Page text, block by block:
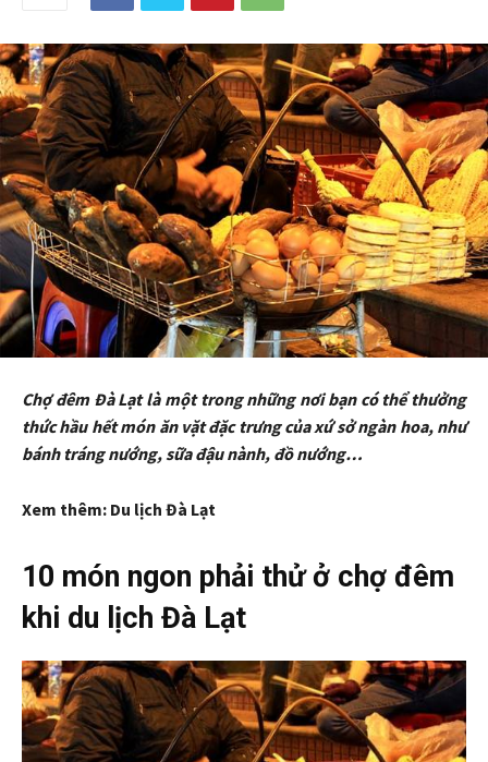
Chợ đêm Đà Lạt là một trong những nơi bạn có thể thưởng
thức hầu hết món ăn vặt đặc trưng của xứ sở ngàn hoa, như
bánh tráng nướng, sữa đậu nành, đồ nướng…
Xem thêm: Du lịch Đà Lạt
10 món ngon phải thử ở chợ đêm
khi du lịch Đà Lạt